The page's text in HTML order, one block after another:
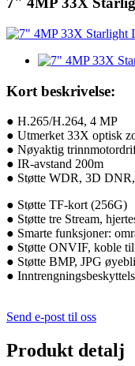
Kort beskrivelse:
● H.265/H.264, 4 MP
● Utmerket 33X optisk
● Nøyaktig
● IR-avstand 200m
● Støtte WDR, 3D
● Støtte TF-kort (256G)
● Støtte tre Stream,
● Smarte funksjoner:
● Støtte ONVIF, koble
● Støtte BMP, JPG
●
Send e-post til oss
Produkt detalj